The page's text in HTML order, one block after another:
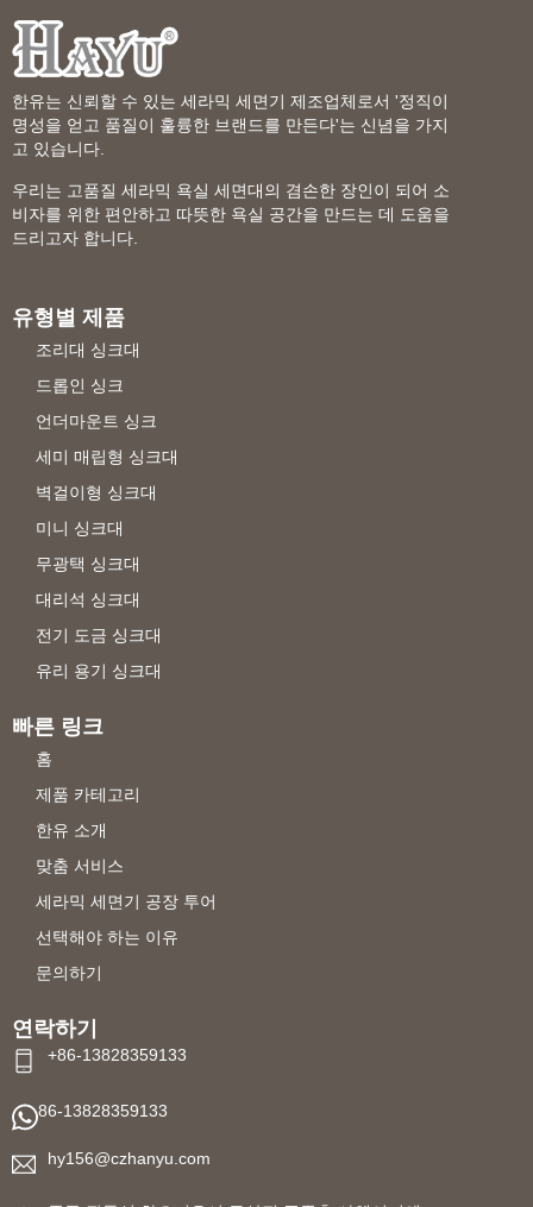
한유는 신뢰할 수 있는 세라믹 세면기 제조업체로서 '정직이
명성을 얻고 품질이 훌륭한 브랜드를 만든다'는 신념을 가지
고 있습니다.
우리는 고품질 세라믹 욕실 세면대의 겸손한 장인이 되어 소
비자를 위한 편안하고 따뜻한 욕실 공간을 만드는 데 도움을
드리고자 합니다.
유형별 제품
조리대 싱크대
드롭인 싱크
언더마운트 싱크
세미 매립형 싱크대
벽걸이형 싱크대
미니 싱크대
무광택 싱크대
대리석 싱크대
전기 도금 싱크대
유리 용기 싱크대
빠른 링크
홈
제품 카테고리
한유 소개
맞춤 서비스
세라믹 세면기 공장 투어
선택해야 하는 이유
문의하기
연락하기
+86-13828359133
86-13828359133
hy156@czhanyu.com